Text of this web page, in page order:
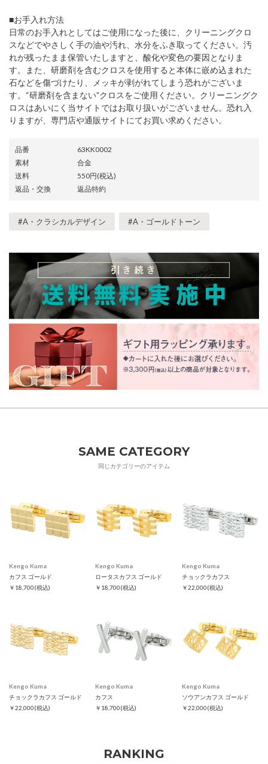
■お手入れ方法
日常のお手入れとしてはご使用になった後に、クリーニングクロ
スなどでやさしく手の油や汚れ、水分をふき取ってください。汚
れが残ったまま保管いたしますと、酸化や変色の要因となりま
す。また、研磨剤を含むクロスを使用すると本体に嵌め込まれた
石などを傷づけたり、メッキが剥がれてしまう恐れがございま
す。“研磨剤を含まない”クロスをご使用ください。クリーニングク
ロスはあいにく当サイトではお取り扱いがございません。恐れ入
りますが、専門店や通販サイトにてお買い求めください。
品番
63KK0002
素材
合金
送料
550円(税込)
返品・交換
返品特約
#A・クラシカルデザイン #A・ゴールドトーン
SAME CATEGORY
同じカテゴリーのアイテム
Kengo Kuma
カフス ゴールド
￥18,700(税込)
Kengo Kuma
ロータスカフス ゴールド
￥18,700(税込)
Kengo Kuma
チョックラカフス
￥22,000(税込)
Kengo Kuma
チョックラカフス ゴールド
￥22,000(税込)
Kengo Kuma
カフス
￥18,700(税込)
Kengo Kuma
ソウアンカフス ゴールド
￥22,000(税込)
RANKING